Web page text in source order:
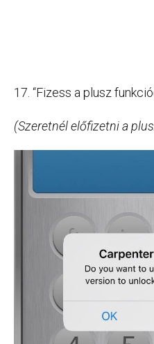
17. “Fizess a plusz
(Szeretnél előfizetni a